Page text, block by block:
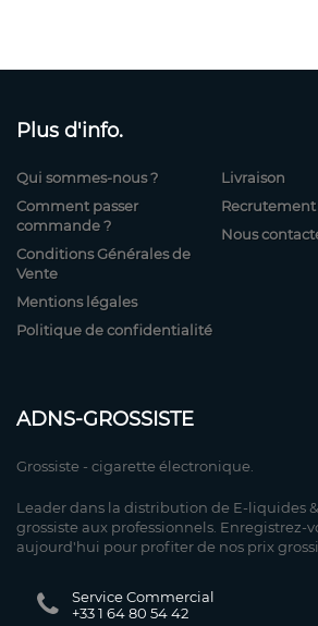
Plus d'info.
Qui sommes-nous ?
Comment passer
commande ?
Conditions Générales de
Vente
Mentions légales
Politique de confidentialité
Livraison
Recrutement
Nous
ADNS-GROSSISTE
Grossiste - cigarette électronique.
Leader dans la distribution de E-liquides
grossiste aux professionnels. Enregistrez-
aujourd'hui pour profiter de nos prix
Service Commercial
+33 1 64 80 54 42